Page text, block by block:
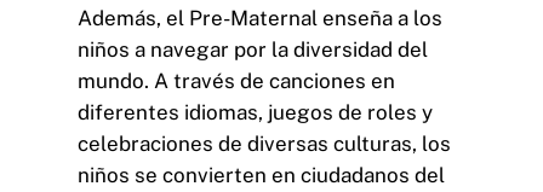
Además, el Pre-Maternal enseña a los
niños a navegar por la diversidad del
mundo. A través de canciones en
diferentes idiomas, juegos de roles y
celebraciones de diversas culturas, los
niños se convierten en ciudadanos del